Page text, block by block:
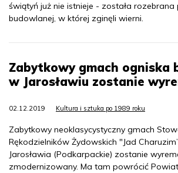
świątyń już nie istnieje - została
budowlanej, w której zginęli wierni.
Zabytkowy gmach ogniska
w Jarosławiu zostanie
02.12.2019 Kultura i sztuka po 1989 roku
Zabytkowy neoklasycystyczny gmach
Rękodzielników Żydowskich "Jad
Jarosławia (Podkarpackie) zostanie
zmodernizowany. Ma tam powrócić